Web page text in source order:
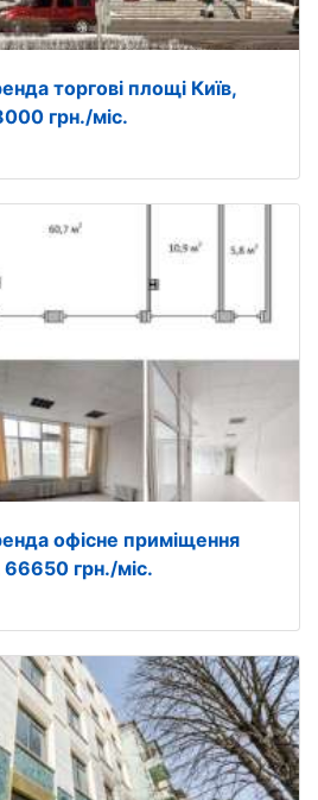
торгові площі Київ,
грн./міс.
офісне приміщення
66650 грн./міс.